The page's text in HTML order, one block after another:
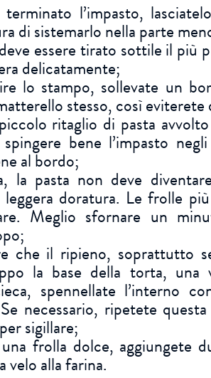
l’impasto,
di sistemarlo nella parte
essere tirato sottile il più
delicatamente;
lo stampo, sollevate un
stesso, così
ritaglio di pasta
bene l’impasto
al bordo;
la pasta non deve
leggera doratura. Le frolle
Meglio sfornare un
che il ripieno, soprattutto
la base della torta, una
spennellate l’interno
necessario, ripetete
sigillare;
frolla dolce, aggiungete
velo alla farina.